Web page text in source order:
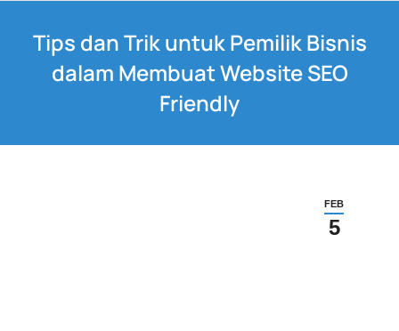
Tips dan Trik untuk Pemilik Bisnis
dalam Membuat Website SEO
Friendly
FEB
5